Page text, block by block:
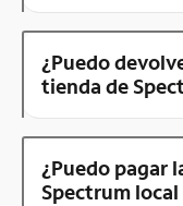
¿Puedo
tienda de
¿Puedo pagar
Spectrum